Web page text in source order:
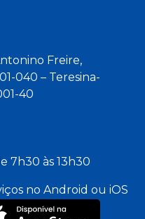
Freire,
040 – Teresina-
40
7h30 às 13h30
no Android ou iOS